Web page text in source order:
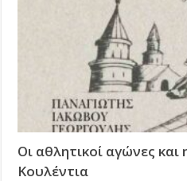
Οι αθλητικοί αγώνες
Κουλέντια